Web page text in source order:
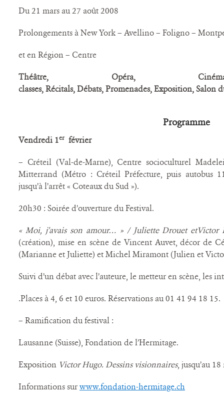
Du 21 mars au 27 août 2008
Prolongements à New York – Avellino – Foligno –
et en Région – Centre
Théâtre, Opéra,
classes,Récitals,Débats,Promenades,Exposition,Salon
Programme
Vendredi 1er février
– Créteil (Val-de-Marne), Centre socioculturel
Mitterrand (Métro : Créteil Préfecture, puis autobus
jusqu’à l’arrêt « Coteaux du Sud »).
20h30 : Soirée d’ouverture du Festival.
« Moi, j’avais son amour… » / Juliette Drouet etVictor
(création), mise en scène de Vincent Auvet, décor de
(Marianne et Juliette) et Michel Miramont (Julien et
Suivi d’un débat avec l’auteure, le metteur en scène, les
.Places à 4, 6 et 10 euros. Réservations au 01 41 94 18 15.
– Ramification du festival :
Lausanne (Suisse), Fondation de l’Hermitage.
Exposition Victor Hugo. Dessins visionnaires, jusqu’au
Informations surwww.fondation-hermitage.ch